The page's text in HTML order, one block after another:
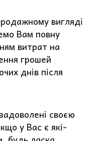
вигляді
Вам повну
витрат на
грошей
днів після
своєю
у Вас є які-